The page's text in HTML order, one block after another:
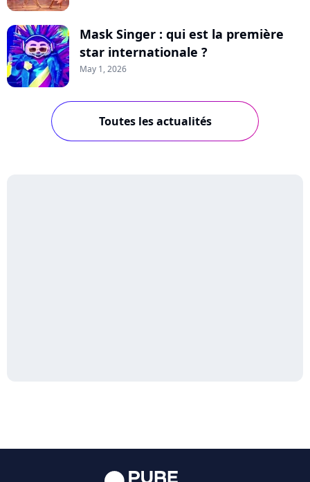
Mask Singer : qui est la première
star internationale ?
May 1, 2026
Toutes les actualités